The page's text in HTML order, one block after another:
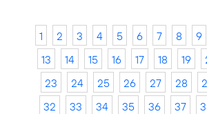
1 2 3 4 5 6 7 8 9
13
14 15 16 17 18 19
23
24 25 26 27 28
32
33 34 35 36 37